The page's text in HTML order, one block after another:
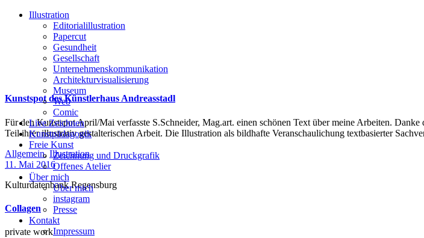
Illustration
Editorialillustration
Papercut
Gesundheit
Gesellschaft
Unternehmenskommunikation
Architekturvisualisierung
Museum
Web
Comic
Live Zeichnen
Kunstpädagogik
Freie Kunst
Zeichnung und Druckgrafik
Offenes Atelier
Über mich
Über mich
instagram
Presse
Kontakt
Impressum
Kunstspot des Künstlerhaus Andreasstadl
Für den Kunstspot April/Mai verfasste S.Schneider, Mag.art. einen schönen Text über meine Arbeiten.
Teil ihrer illustrativ gestalterischen Arbeit. Die Illustration als bildhafte Veranschaulichung textbasierter
Allgemein, Illustration
11. Mai 2016
Kulturdatenbank Regensburg
Collagen
private work